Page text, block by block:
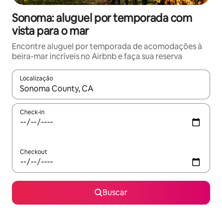
Sonoma: aluguel por temporada com
vista para o mar
Encontre aluguel por temporada de acomodações à
beira-mar incríveis no Airbnb e faça sua reserva
Localização
Quando os resultados estiverem disponíveis, explore-os
Check-in
Checkout
Buscar